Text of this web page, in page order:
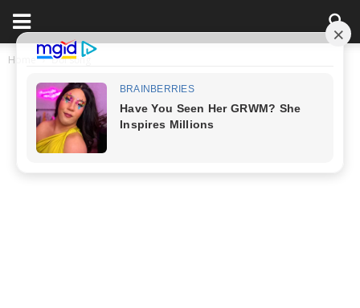
Home Đời sống